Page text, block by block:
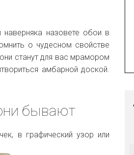
назовете обои в
о чудесном свойстве
станут для вас мрамором
амбарной доской.
бывают
в графический узор или